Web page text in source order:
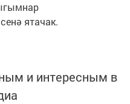
ятачак.
и интересным в